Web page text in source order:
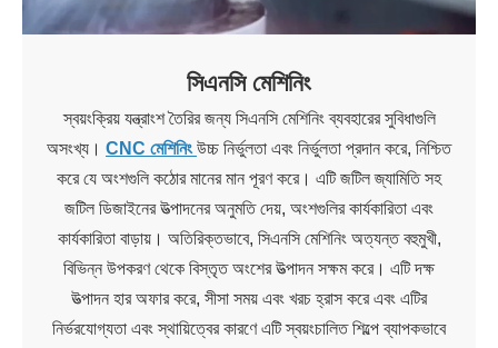
সিএনসি মেশিনিং
স্বয়ংক্রিয় যন্ত্রাংশ তৈরির জন্য সিএনসি মেশিনিং ব্যবহারের সুবিধাগুলি
অসংখ্য। CNC মেশিনিংউচ্চ নির্ভুলতা এবং নির্ভুলতা প্রদান করে, নিশ্চিত
করে যে অংশগুলি কঠোর মানের মান পূরণ করে। এটি জটিল জ্যামিতি সহ
জটিল ডিজাইনের উত্পাদনের অনুমতি দেয়, অংশগুলির কার্যকারিতা এবং
কার্যকারিতা বাড়ায়। অতিরিক্তভাবে, সিএনসি মেশিনিং অত্যন্ত বহুমুখী,
বিভিন্ন উপকরণ থেকে বিস্তৃত অংশের উত্পাদন সক্ষম করে। এটি দক্ষ
উত্পাদন হার অফার করে, সীসা সময় এবং খরচ হ্রাস করে এবং এটির
নির্ভরযোগ্যতা এবং স্থায়িত্বের কারণে এটি স্বয়ংচালিত শিল্পে ব্যাপকভাবে